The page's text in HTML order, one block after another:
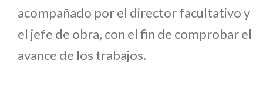
acompañado por el director facultativo y
el jefe de obra, con el fin de comprobar el
avance de los trabajos.